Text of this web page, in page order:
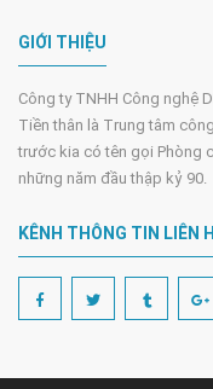
GIỚI THIỆU
Công ty TNHH Công nghệ
Tiền thân là Trung tâm
trước kia có tên gọi Phòng
những năm đầu thập kỷ 90.
KÊNH THÔNG TIN LIÊN